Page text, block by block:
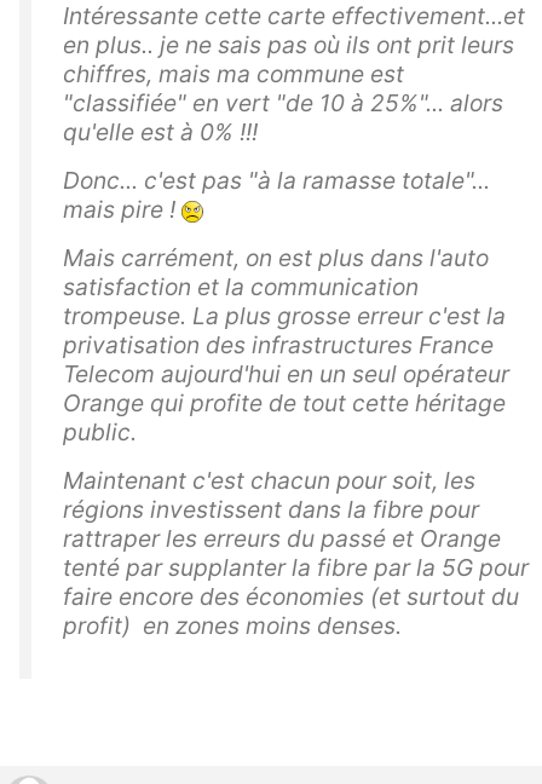
Intéressante cette carte effectivement...et
en plus.. je ne sais pas où ils ont prit leurs
chiffres, mais ma commune est
"classifiée" en vert "de 10 à 25%"... alors
qu'elle est à 0% !!!
Donc... c'est pas "à la ramasse totale"...
mais pire !
Mais carrément, on est plus dans l'auto
satisfaction et la communication
trompeuse. La plus grosse erreur c'est la
privatisation des infrastructures France
Telecom aujourd'hui en un seul opérateur
Orange qui profite de tout cette héritage
public.
Maintenant c'est chacun pour soit, les
régions investissent dans la fibre pour
rattraper les erreurs du passé et Orange
tenté par supplanter la fibre par la 5G pour
faire encore des économies (et surtout du
profit) en zones moins denses.